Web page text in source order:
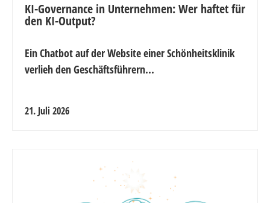
KI-Governance in Unternehmen: Wer haftet für
den KI-Output?
Ein Chatbot auf der Website einer Schönheitsklinik
verlieh den Geschäftsführern...
21. Juli 2026